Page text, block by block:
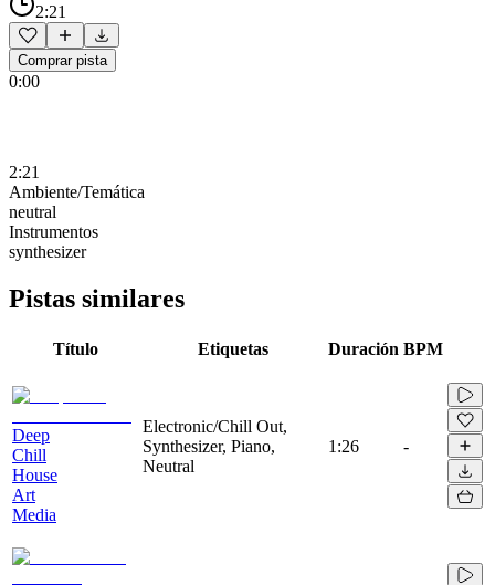
2:21
Comprar pista
0:00
2:21
Ambiente/Temática
neutral
Instrumentos
synthesizer
Pistas similares
Título Etiquetas Duración BPM
Deep
Chill
House
Art
Media
Electronic/Chill Out,
Synthesizer, Piano,
Neutral
1:26 -